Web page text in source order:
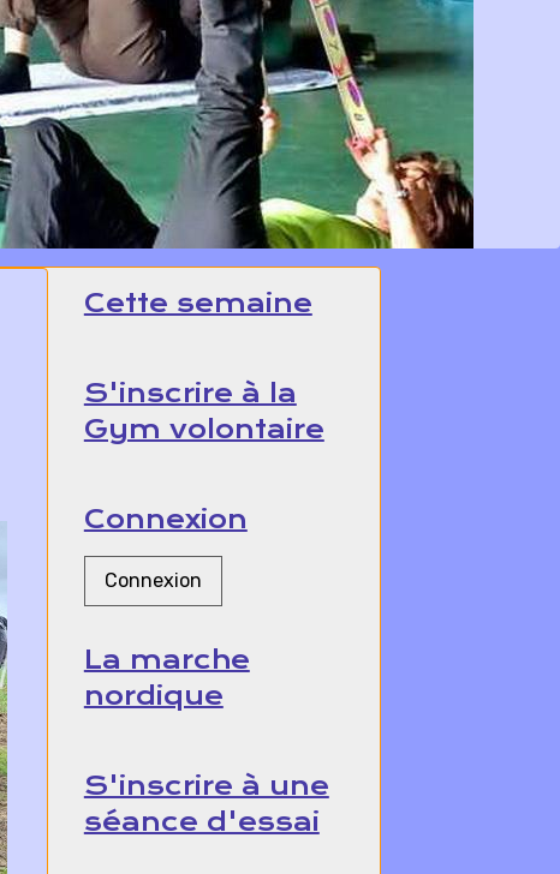
Cette semaine
S'inscrire à la
Gym volontaire
Connexion
Connexion
La marche
nordique
S'inscrire à une
séance d'essai